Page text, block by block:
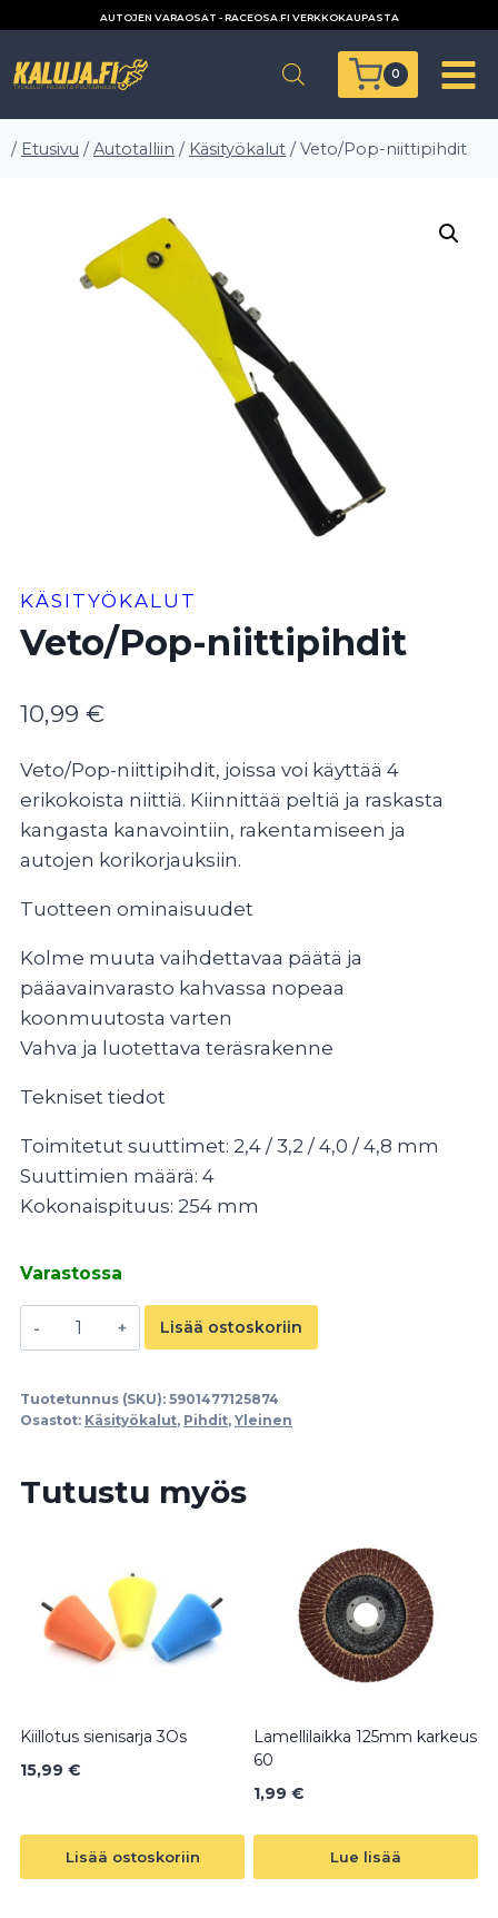
AUTOJEN VARAOSAT - RACEOSA.FI VERKKOKAUPASTA
0
/ Etusivu / Autotalliin / Käsityökalut / Veto/Pop-niittipihdit
KÄSITYÖKALUT
Veto/Pop-niittipihdit
10,99 €
Veto/Pop-niittipihdit, joissa voi käyttää 4
erikokoista niittiä. Kiinnittää peltiä ja raskasta
kangasta kanavointiin, rakentamiseen ja
autojen korikorjauksiin.
Tuotteen ominaisuudet
Kolme muuta vaihdettavaa päätä ja
pääavainvarasto kahvassa nopeaa
koonmuutosta varten
Vahva ja luotettava teräsrakenne
Tekniset tiedot
Toimitetut suuttimet: 2,4 / 3,2 / 4,0 / 4,8 mm
Suuttimien määrä: 4
Kokonaispituus: 254 mm
Varastossa
Veto/Pop-
niittipihdit
Lisää ostoskoriin
Tuotetunnus (SKU): 5901477125874
Osastot: Käsityökalut, Pihdit, Yleinen
Tutustu myös
Kiillotus sienisarja 3Os
15,99 €
Lisää ostoskoriin
Lamellilaikka 125mm karkeus
60
1,99 €
Lue lisää